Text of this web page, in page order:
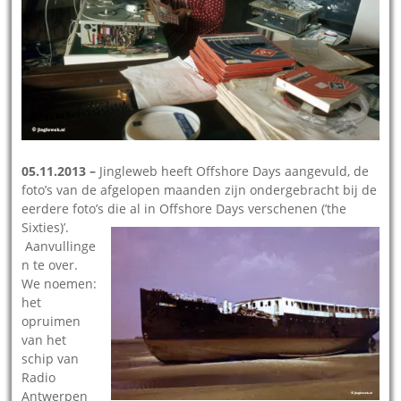
05.11.2013 – Jingleweb heeft Offshore Days aangevuld, de
foto’s van de afgelopen maanden zijn ondergebracht bij de
eerdere foto’s die al in Offshore Daysverschenen (’the
Sixties)’.
Aanvullinge
n te over.
We noemen:
het
opruimen
van het
schip van
Radio
Antwerpen